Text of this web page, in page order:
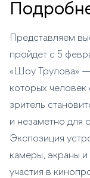
Представляем
пройдет с 5
«Шоу Трулова» —
которых человек
зритель
и незаметно для
Экспозиция
камеры, экраны
участия в